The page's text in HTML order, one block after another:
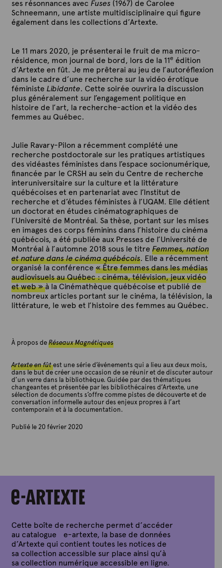
ses résonnances avec Fuses(1967) de Carolee
Schneemann, une artiste multidisciplinaire qui figure
également dans les collections d’Artexte.
Le 11 mars 2020, je présenterai le fruit de ma micro-
résidence, mon journal de bord, lors de la 11e édition
d’Artexte en fût. Je me prêterai au jeu de l’autoréflexion
dans le cadre d’une recherche sur la vidéo érotique
féministe Libidante. Cette soirée ouvrira la discussion
plus généralement sur l’engagement politique en
histoire de l’art, la recherche-action et la vidéo des
femmes au Québec.
Julie Ravary-Pilon a récemment complété une
recherche postdoctorale sur les pratiques artistiques
des vidéastes féministes dans l’espace socionumérique,
financée par le CRSH au sein du Centre de recherche
interuniversitaire sur la culture et la littérature
québécoises et en partenariat avec l’Institut de
recherche et d’études féministes à l’UQAM. Elle détient
un doctorat en études cinématographiques de
l’Université de Montréal. Sa thèse, portant sur les mises
en images des corps féminins dans l’histoire du cinéma
québécois, a été publiée aux Presses de l’Université de
Montréal à l’automne 2018 sous le titre Femmes, nation
et nature dans le cinéma québécois. Elle a récemment
organisé la conférence « Être femmes dans les médias
audiovisuels au Québec : cinéma, télévision, jeux vidéo
et web »à la Cinémathèque québécoise et publié de
nombreux articles portant sur le cinéma, la télévision, la
littérature, le web et l’histoire des femmes au Québec.
À propos de Réseaux Magnétiques
Artexte en fûtest une série d’événements qui a lieu aux deux mois,
dans le but de créer une occasion de se réunir et de discuter autour
d’un verre dans la bibliothèque. Guidée par des thématiques
changeantes et présentée par les bibliothécaires d’Artexte, une
sélection de documents s’offre comme pistes de découverte et de
conversation informelle autour des enjeux propres à l’art
contemporain et à la documentation.
Publié le 20 février 2020
e
x
e
Cette boîte de recherche permet d’accéder
au catalogue e-artexte, la base de données
d’Artexte qui contient toutes les notices de
sa collection accessible sur place ainsi qu’à
sa collection numérique accessible en ligne.